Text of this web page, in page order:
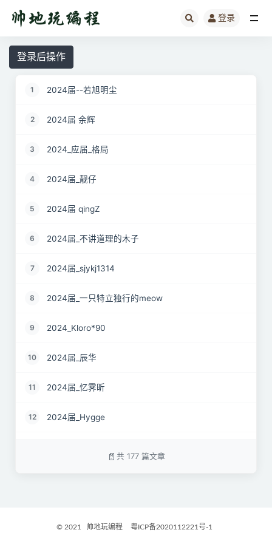
登录
登录后操作
1 2024届--若旭明尘
2 2024届 余辉
3 2024_应届_格局
4 2024届_靓仔
5 2024届 qingZ
6 2024届_不讲道理的木子
7 2024届_sjykj1314
8 2024届_一只特立独行的meow
9 2024_Kloro*90
10 2024届_辰华
11 2024届_忆霁昕
12 2024届_Hygge
共 177 篇文章
© 2021 帅地玩编程 粤ICP备2020112221号-1